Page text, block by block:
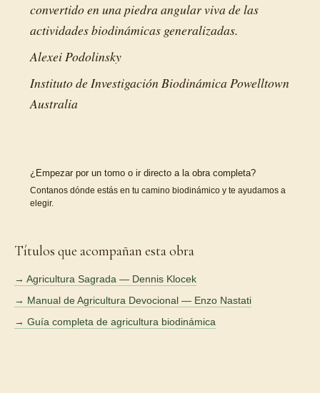
convertido en una piedra angular viva de las
actividades biodinámicas generalizadas.
Alexei Podolinsky
Instituto de Investigación Biodinámica Powelltown
Australia
¿Empezar por un tomo o ir directo a la obra completa?
Contanos dónde estás en tu camino biodinámico y te ayudamos a
elegir.
Títulos que acompañan esta obra
→ Agricultura Sagrada — Dennis Klocek
→ Manual de Agricultura Devocional — Enzo Nastati
→ Guía completa de agricultura biodinámica